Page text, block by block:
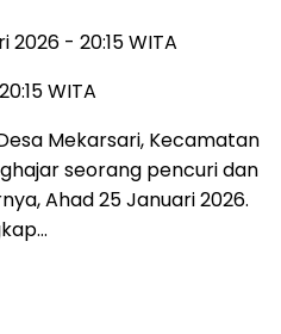
2026 - 20:15 WITA
WITA
Mekarsari, Kecamatan
seorang pencuri dan
Ahad 25 Januari 2026.